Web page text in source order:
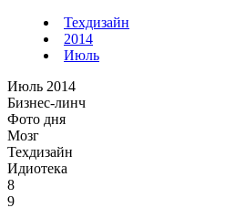
Техдизайн
2014
Июль
Июль 2014
Бизнес-линч
Фото дня
Мозг
Техдизайн
Идиотека
8
9